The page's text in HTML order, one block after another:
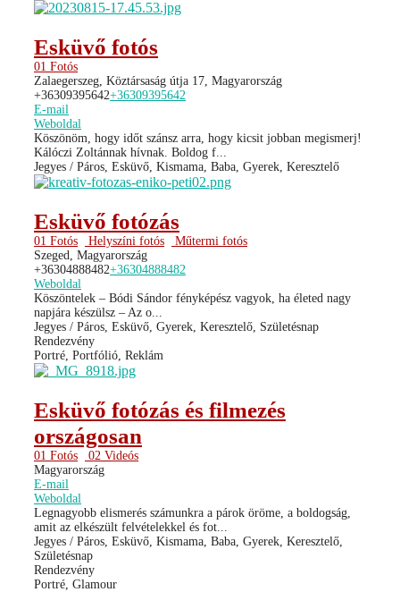
Esküvő fotós
01 Fotós
Zalaegerszeg, Köztársaság útja 17, Magyarország
+36309395642+36309395642
E-mail
Weboldal
Köszönöm, hogy időt szánsz arra, hogy kicsit jobban megismerj!
Kálóczi Zoltánnak hívnak. Boldog f...
Jegyes / Páros, Esküvő, Kismama, Baba, Gyerek, Keresztelő
Esküvő fotózás
01 Fotós Helyszíni fotós
Műtermi fotós
Szeged, Magyarország
+36304888482+36304888482
Weboldal
Köszöntelek – Bódi Sándor fényképész vagyok, ha életed nagy
napjára készülsz – Az o...
Jegyes / Páros, Esküvő, Gyerek, Keresztelő, Születésnap
Rendezvény
Portré, Portfólió, Reklám
Esküvő fotózás és filmezés
országosan
01 Fotós
02 Videós
Magyarország
E-mail
Weboldal
Legnagyobb elismerés számunkra a párok öröme, a boldogság,
amit az elkészült felvételekkel és fot...
Jegyes / Páros, Esküvő, Kismama, Baba, Gyerek, Keresztelő,
Születésnap
Rendezvény
Portré, Glamour